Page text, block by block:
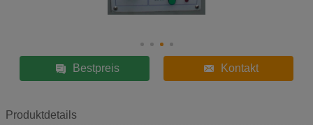
Bestpreis Kontakt
Produktdetails